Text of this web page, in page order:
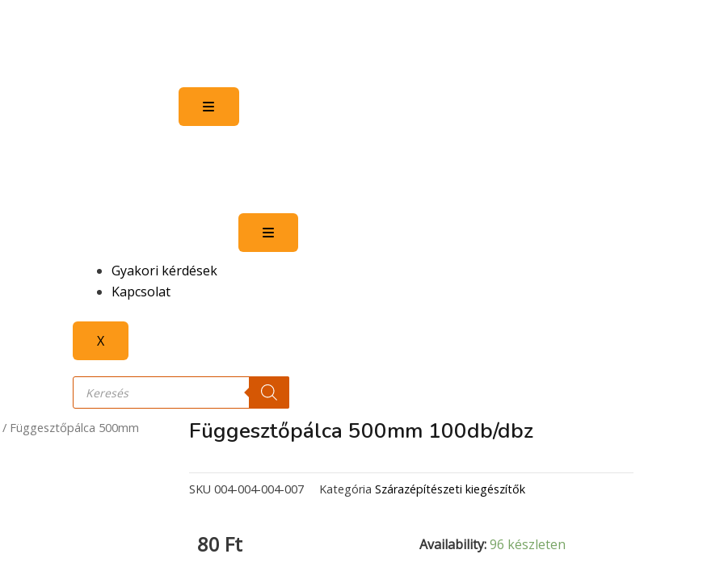
Hamburger Toggle Menu
Hamburger Toggle Menu
Gyakori kérdések
Kapcsolat
X
Products
search
/ Függesztőpálca 500mm
Függesztőpálca 500mm 100db/dbz
SKU 004-004-004-007 Kategória Szárazépítészeti kiegészítők
80 Ft Availability:96 készleten
Függesztőpálca